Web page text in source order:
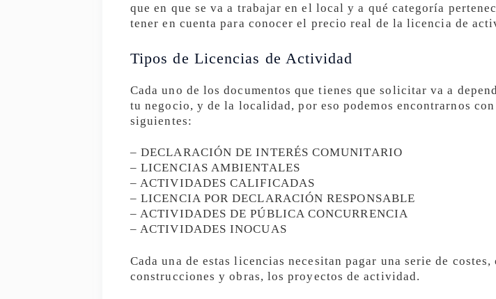
que en que se va a trabajar en el local y a qué categoría
tener en cuenta para conocer el precio real de la licencia de
Tipos de Licencias de Actividad
Cada uno de los documentos que tienes que solicitar va a
tu negocio, y de la localidad, por eso podemos encontrarnos
siguientes:
– DECLARACIÓN DE INTERÉS COMUNITARIO
– LICENCIAS AMBIENTALES
– ACTIVIDADES CALIFICADAS
– LICENCIA POR DECLARACIÓN RESPONSABLE
– ACTIVIDADES DE PÚBLICA CONCURRENCIA
– ACTIVIDADES INOCUAS
Cada una de estas licencias necesitan pagar una serie de
construcciones y obras, los proyectos de actividad.